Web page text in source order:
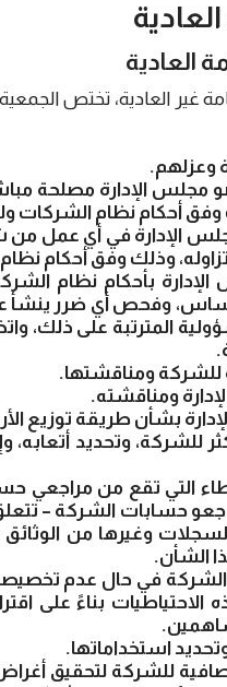
العادية
غير العادية، تختص
وعزلهم.
الإدارة مصلحة
أحكام نظام الشركات
الإدارة في أي عمل من
وذلك وفق أحكام نظام
بأحكام نظام
وفحص أي ضرر ينشأ
المترتبة على ذلك،
للشركة ومناقشتها.
ومناقشته.
بشأن طريقة توزيع
للشركة، وتحديد أتعابه،
التي تقع من مراجعي
حسابات الشركة –
وغيرها من الوثائق
الشأن.
الشركة في حال عدم
بناءً على
استخداماتها.
للشركة لتحقيق